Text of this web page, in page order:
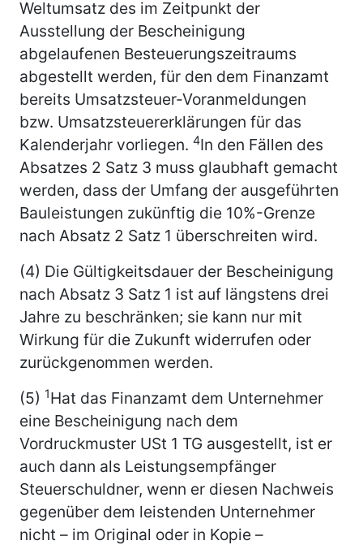
Weltumsatz des im Zeitpunkt der
Ausstellung der Bescheinigung
abgelaufenen Besteuerungszeitraums
abgestellt werden, für den dem Finanzamt
bereits Umsatzsteuer-Voranmeldungen
bzw. Umsatzsteuererklärungen für das
Kalenderjahr vorliegen. 4In den Fällen des
Absatzes 2 Satz 3 muss glaubhaft gemacht
werden, dass der Umfang der ausgeführten
Bauleistungen zukünftig die 10%-Grenze
nach Absatz 2 Satz 1 überschreiten wird.
(4) Die Gültigkeitsdauer der Bescheinigung
nach Absatz 3 Satz 1 ist auf längstens drei
Jahre zu beschränken; sie kann nur mit
Wirkung für die Zukunft widerrufen oder
zurückgenommen werden.
(5) 1Hat das Finanzamt dem Unternehmer
eine Bescheinigung nach dem
Vordruckmuster USt 1 TG ausgestellt, ist er
auch dann als Leistungsempfänger
Steuerschuldner, wenn er diesen Nachweis
gegenüber dem leistenden Unternehmer
nicht – im Original oder in Kopie –